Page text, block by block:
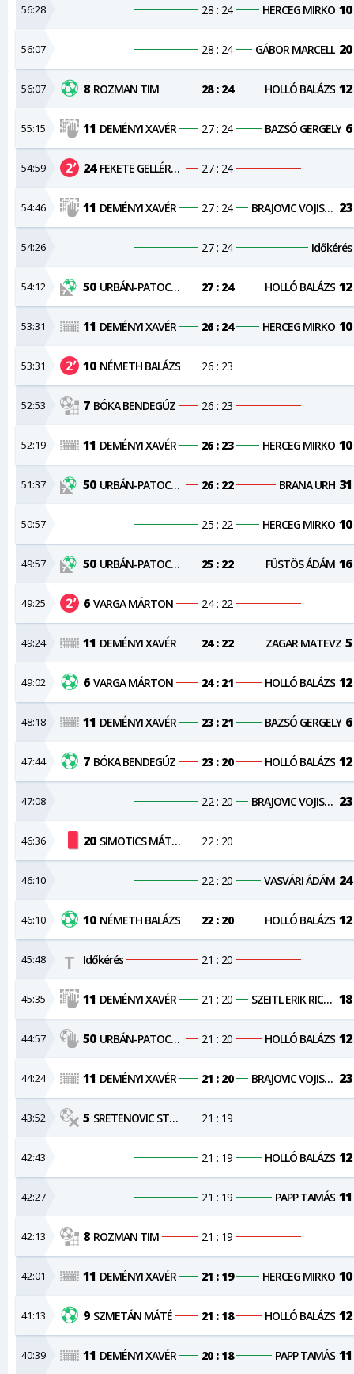
40:39 11 DEMÉNYI XAVÉR 20 : 18 PAPP TAMÁS 11
41:13 9 SZMETÁN MÁTÉ 21 : 18 HOLLÓ BALÁZS 12
42:01 11 DEMÉNYI XAVÉR 21 : 19 HERCEG MIRKO 10
42:13 8 ROZMAN TIM 21 : 19
42:27 21 : 19 PAPP TAMÁS 11
42:43 21 : 19 HOLLÓ BALÁZS 12
43:52 5 SRETENOVIC STEVAN 21 : 19
44:24 11 DEMÉNYI XAVÉR 21 : 20 BRAJOVIC VOJISLAV 23
44:57 50 URBÁN-PATOCSKAI CSONGOR 21 : 20 HOLLÓ BALÁZS 12
45:35 11 DEMÉNYI XAVÉR 21 : 20 SZEITL ERIK RICHÁRD 18
45:48 Időkérés 21 : 20
46:10 10 NÉMETH BALÁZS 22 : 20 HOLLÓ BALÁZS 12
46:10 22 : 20 VASVÁRI ÁDÁM 24
46:36 20 SIMOTICS MÁTYÁS 22 : 20
47:08 22 : 20 BRAJOVIC VOJISLAV 23
47:44 7 BÓKA BENDEGÚZ 23 : 20 HOLLÓ BALÁZS 12
48:18 11 DEMÉNYI XAVÉR 23 : 21 BAZSÓ GERGELY 6
49:02 6 VARGA MÁRTON 24 : 21 HOLLÓ BALÁZS 12
49:24 11 DEMÉNYI XAVÉR 24 : 22 ZAGAR MATEVZ 5
49:25 6 VARGA MÁRTON 24 : 22
49:57 50 URBÁN-PATOCSKAI CSONGOR 25 : 22 FÜSTÖS ÁDÁM 16
50:57 25 : 22 HERCEG MIRKO 10
51:37 50 URBÁN-PATOCSKAI CSONGOR 26 : 22 BRANA URH 31
52:19 11 DEMÉNYI XAVÉR 26 : 23 HERCEG MIRKO 10
52:53 7 BÓKA BENDEGÚZ 26 : 23
53:31 10 NÉMETH BALÁZS 26 : 23
53:31 11 DEMÉNYI XAVÉR 26 : 24 HERCEG MIRKO 10
54:12 50 URBÁN-PATOCSKAI CSONGOR 27 : 24 HOLLÓ BALÁZS 12
54:26 27 : 24 Időkérés
54:46 11 DEMÉNYI XAVÉR 27 : 24 BRAJOVIC VOJISLAV 23
54:59 24 FEKETE GELLÉRT ISTVÁN 27 : 24
55:15 11 DEMÉNYI XAVÉR 27 : 24 BAZSÓ GERGELY 6
56:07 8 ROZMAN TIM 28 : 24 HOLLÓ BALÁZS 12
56:07 28 : 24 GÁBOR MARCELL 20
56:28 28 : 24 HERCEG MIRKO 10